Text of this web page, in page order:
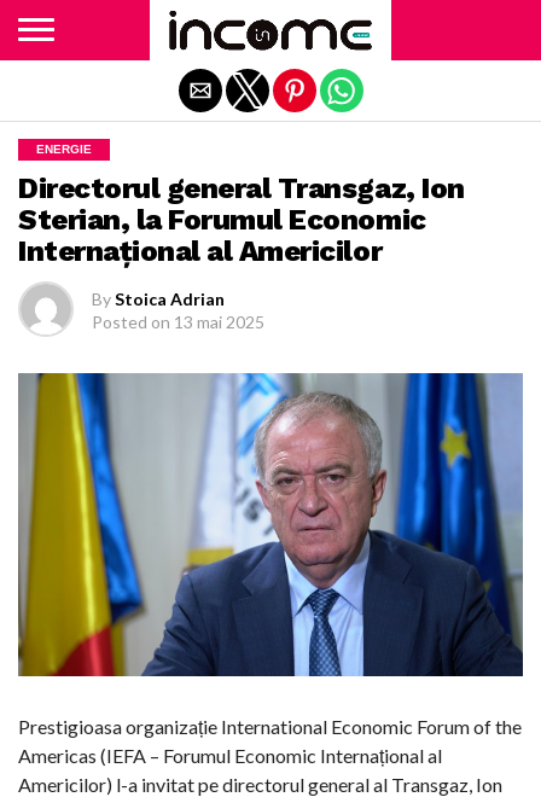
ENERGIE
Directorul general Transgaz, Ion
Sterian, la Forumul Economic
Internațional al Americilor
ByStoica Adrian
Posted on 13 mai 2025
Prestigioasa organizație International Economic Forum of the
Americas (IEFA – Forumul Economic Internațional al
Americilor) l-a invitat pe directorul general al Transgaz, Ion
Exit mobile version